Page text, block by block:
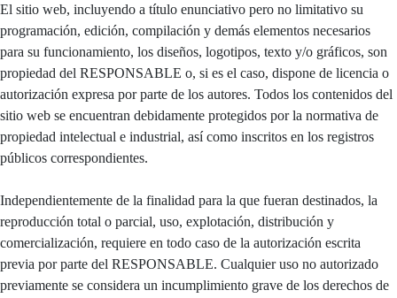
El sitio web, incluyendo a título enunciativo pero no limitativo su
programación, edición, compilación y demás elementos necesarios
para su funcionamiento, los diseños, logotipos, texto y/o gráficos, son
propiedad del RESPONSABLE o, si es el caso, dispone de licencia o
autorización expresa por parte de los autores. Todos los contenidos del
sitio web se encuentran debidamente protegidos por la normativa de
propiedad intelectual e industrial, así como inscritos en los registros
públicos correspondientes.
Independientemente de la finalidad para la que fueran destinados, la
reproducción total o parcial, uso, explotación, distribución y
comercialización, requiere en todo caso de la autorización escrita
previa por parte del RESPONSABLE. Cualquier uso no autorizado
previamente se considera un incumplimiento grave de los derechos de